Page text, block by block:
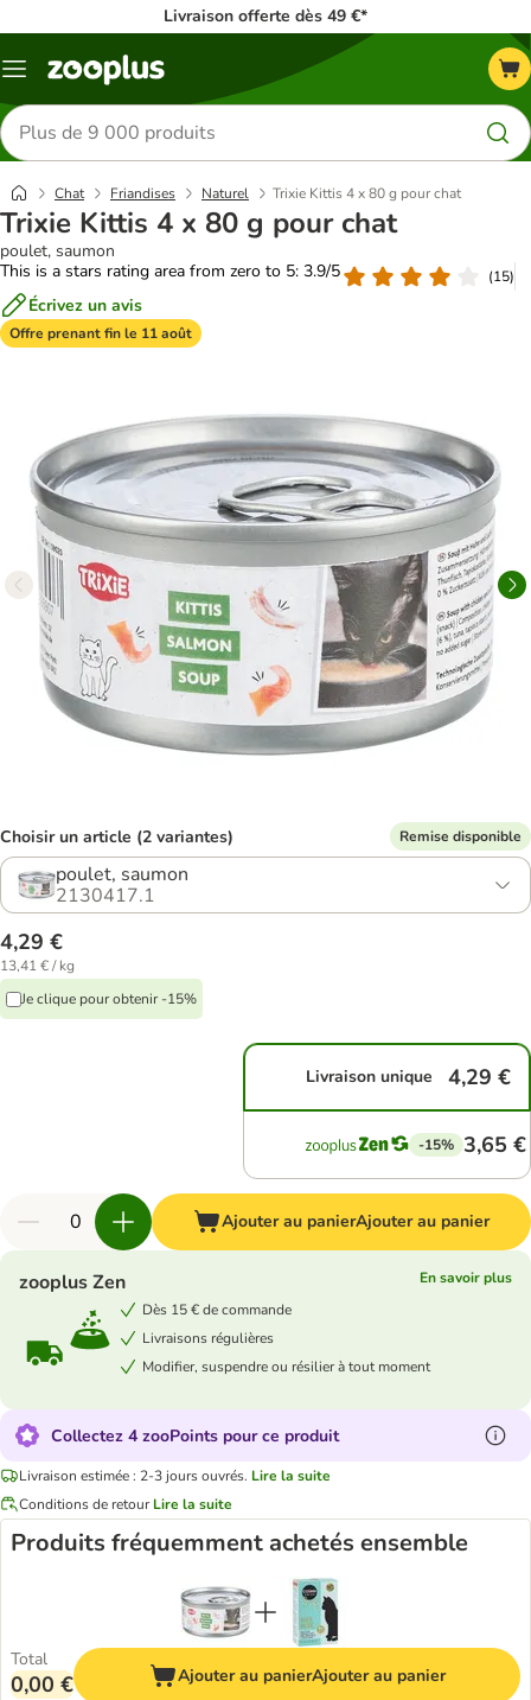
Livraison offerte dès 49 €*
Menu
Rechercher
des
produits
Chat Friandises Naturel Trixie Kittis 4 x 80 g pour chat
Trixie Kittis 4 x 80 g pour chat
poulet, saumon
This is a stars rating area from zero to 5: 3.9/5
(15)
Écrivez un avis
Offre prenant fin le 11 août
Choisir un article (2 variantes) Remise disponible
poulet, saumon
2130417.1
4,29 €
13,41 € / kg
Je clique pour obtenir -15%
Livraison unique 4,29 €
-15% 3,65 €
Ajouter au panierAjouter au panier
zooplus Zen
En savoir plus
Dès 15 € de commande
Livraisons régulières
Modifier, suspendre ou résilier à tout moment
Collectez 4 zooPoints pour ce produit
Livraison estimée : 2-3 jours ouvrés. Lire la suite
Conditions de retour Lire la suite
Produits fréquemment achetés ensemble
Total
0,00 € Ajouter au panierAjouter au panier